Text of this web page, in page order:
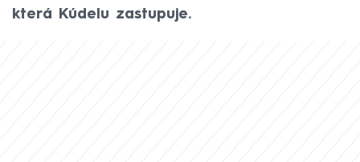
která Kúdelu zastupuje.